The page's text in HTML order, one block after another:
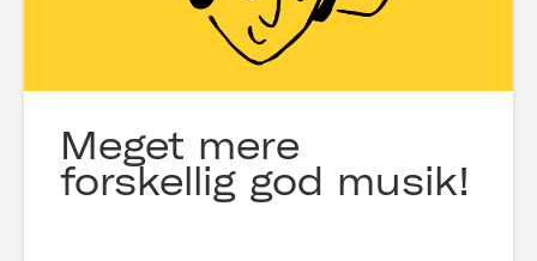
Meget mere
forskellig god musik!